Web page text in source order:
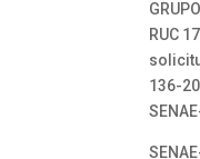
RUC
136-